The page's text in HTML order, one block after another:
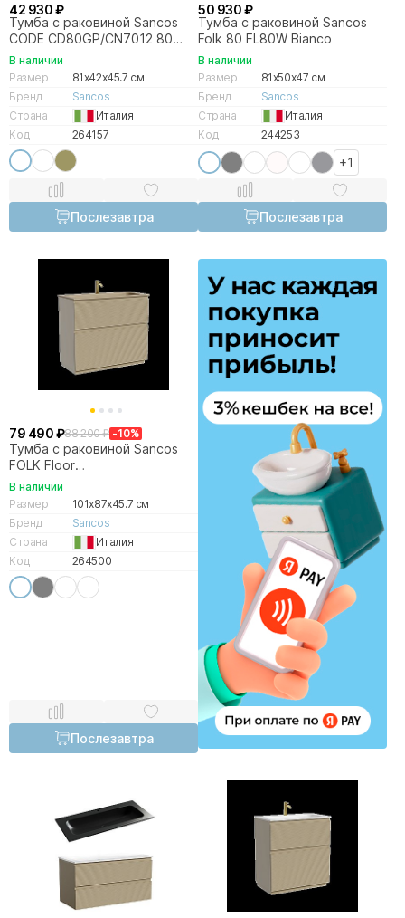
42 930 ₽
Тумба с раковиной Sancos
CODE CD80GP/CN7012 80
серая платина
В наличии
Размер
81x42x45.7 см
Бренд
Sancos
Страна
Италия
Код
264157
Послезавтра
50 930 ₽
Тумба с раковиной Sancos
Folk 80 FL80W Bianco
В наличии
Размер
81x50x47 см
Бренд
Sancos
Страна
Италия
Код
244253
+1
Послезавтра
79 490 ₽88 200 ₽ -10%
Тумба с раковиной Sancos
FOLK Floor
FL100FCP/CN7013MC 100
Капучино
В наличии
Размер
101x87x45.7 см
Бренд
Sancos
Страна
Италия
Код
264500
Послезавтра